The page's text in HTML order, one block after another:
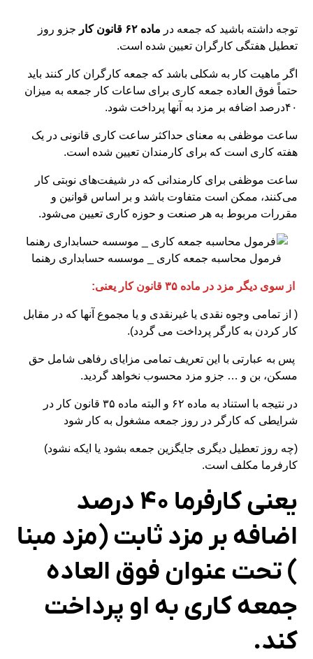
توجه داشته باشید که جمعه در ماده ۶۲ قانون کار
جزو روز
تعطیل هفتگی کارگران تعیین شده است.
اگر ماهیت کار به شکلی باشد که جمعه کارگران کار کنند باید
حتماً فوق العاده جمعه کاری برای ساعات کار جمعه به میزان
۴۰درصد اضافه بر مزد به آنها پرداخت شود.
ساعت موظفی به معنای حداکثر ساعت کاری قانونی در یک
هفته کاری است که برای کارمندان تعیین شده است.
ساعت موظفی برای کارمندانی که در شیفت‌های نوبتی کار
می‌کنند، ممکن است متفاوت باشد و بر اساس قوانین و
مقررات مربوط به هر صنعت و حوزه کاری تعیین می‌شود.
فرمول محاسبه جمعه کاری _ موسسه حسابداری رهنما
از سوی دیگر مزد در ماده ۳۵ قانون کار یعنی:
( از تمامی وجوه نقدی یا غیرنقدی و یا مجموع آنها که در مقابل
کار کردن به کارگر پرداخت می گردد).
پس به عبارتی با این تعریف تمامی مزایای رفاهی شامل حق
مسکن، بن و … جزو مزد محسوب نخواهد گردید.
در نتیجه با استناد به ماده ۶۲ و البته ماده ۳۵ قانون کار در
شرایطی که کارگر در روز جمعه مشغول به کار شود
(چه روز تعطیل دیگری جایگزین جمعه بشود یا ایکه نشود)
کارفرما مکلف است.
یعنی کارفرما ۴۰ درصد
اضافه بر مزد ثابت (مزد مبنا
) تحت عنوان فوق العاده
جمعه کاری به او پرداخت
کند.